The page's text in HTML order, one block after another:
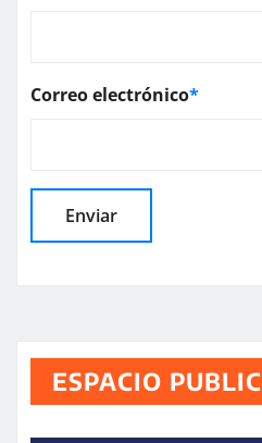
Correo electrónico*
ESPACIO